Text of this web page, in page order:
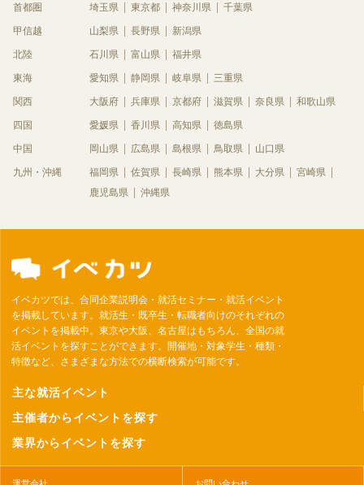
首都圏 埼玉県 東京都 神奈川県 千葉県
甲信越 山梨県 長野県 新潟県
北陸 石川県 富山県 福井県
東海 愛知県 静岡県 岐阜県 三重県
関西 大阪府 兵庫県 京都府 滋賀県 奈良県 和歌山県
四国 愛媛県 香川県 高知県 徳島県
中国 岡山県 広島県 島根県 鳥取県 山口県
九州・沖縄 福岡県 佐賀県 長崎県 熊本県 大分県
宮崎県
鹿児島県
沖縄県
イベカツでは、合同企業説明会・就活セミナー・就活イベント
を掲載しています。就活生・既卒生・転職者向けのそれぞれの
イベントを掲載中。東京や大阪、名古屋はもちろん、全国の就
活イベントを探すことができます。開催地・対象学生・種類・
特徴など、さまざまな方法での横断検索が可能です。
主な就活イベント
主催者からイベントを探す
業界からイベントを探す